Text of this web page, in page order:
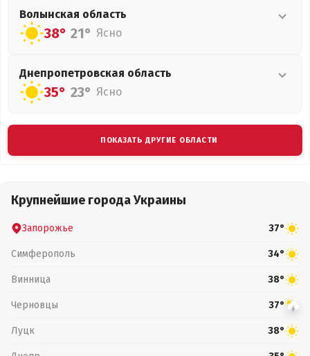
Волынская область
38° 21° Ясно
Днепропетровская область
35° 23° Ясно
ПОКАЗАТЬ ДРУГИЕ ОБЛАСТИ
Крупнейшие города Украины
Запорожье 37°
Симферополь 34°
Винница 38°
Черновцы 37°
Луцк 38°